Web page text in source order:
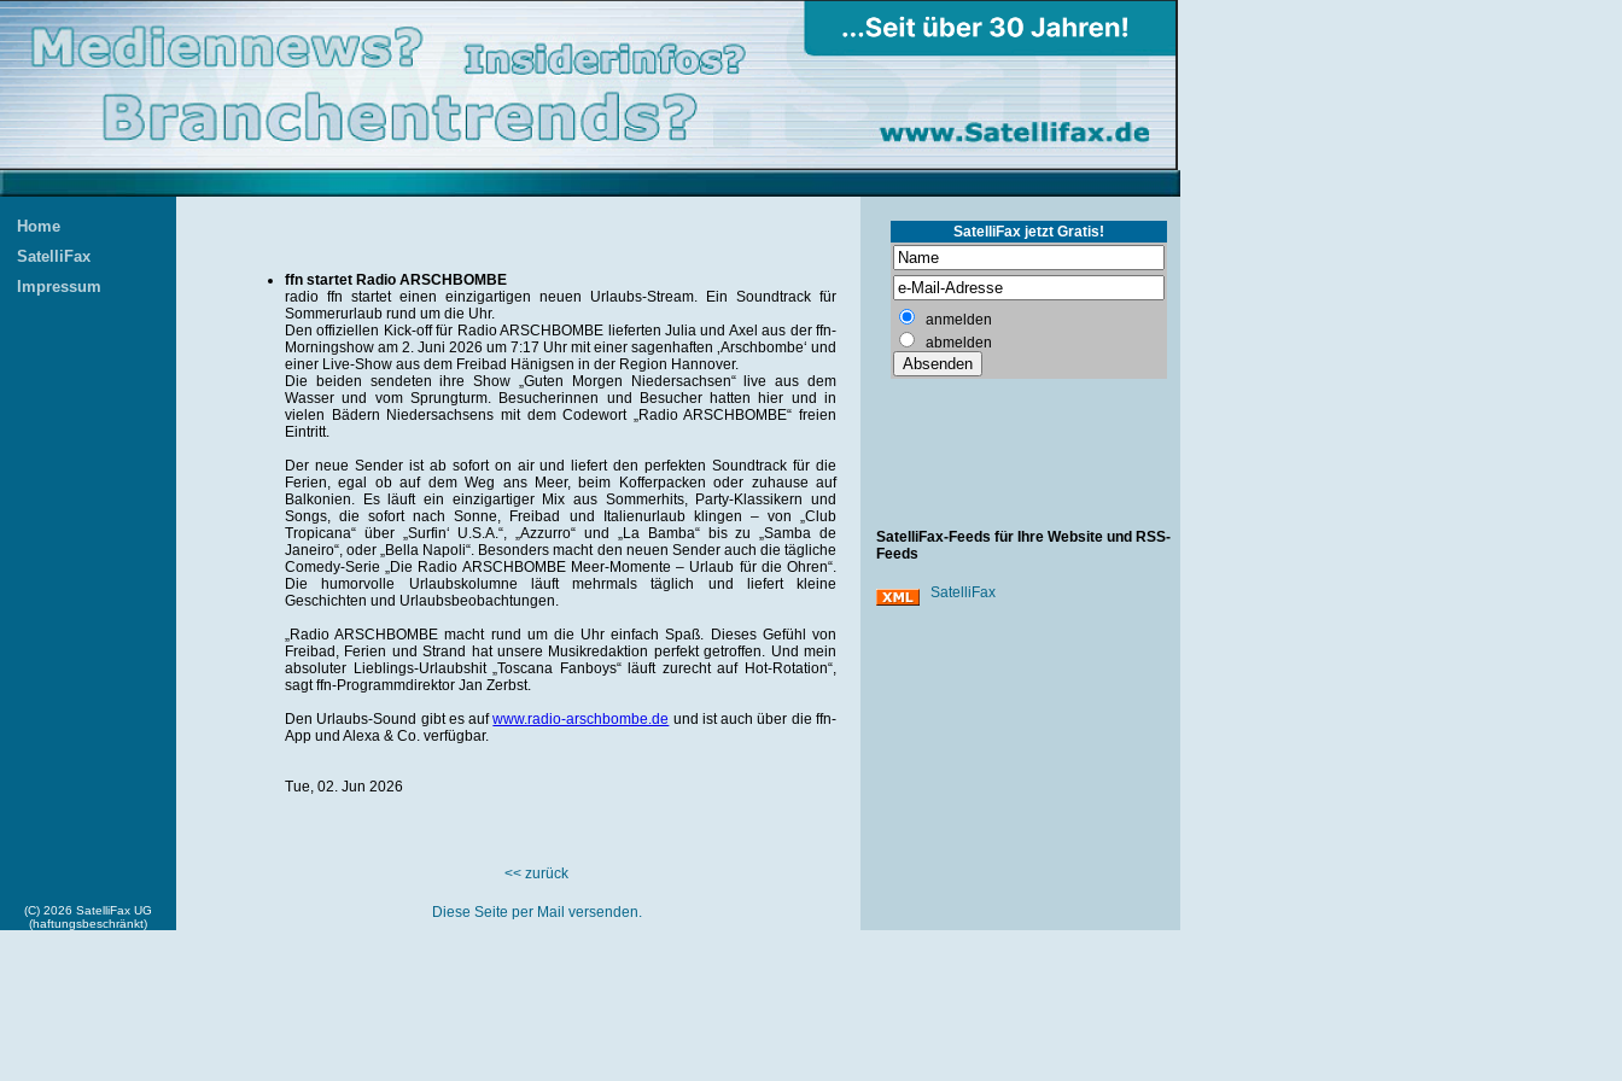
Home
SatelliFax
Impressum
ffn startet Radio ARSCHBOMBE
radio ffn startet einen einzigartigen neuen Urlaubs-Stream. Ein Soundtrack für
Sommerurlaub rund um die Uhr.
Den offiziellen Kick-off für Radio ARSCHBOMBE lieferten Julia und Axel aus der ffn-
Morningshow am 2. Juni 2026 um 7:17 Uhr mit einer sagenhaften ‚Arschbombe‘ und
einer Live-Show aus dem Freibad Hänigsen in der Region Hannover.
Die beiden sendeten ihre Show „Guten Morgen Niedersachsen“ live aus dem
Wasser und vom Sprungturm. Besucherinnen und Besucher hatten hier und in
vielen Bädern Niedersachsens mit dem Codewort „Radio ARSCHBOMBE“ freien
Eintritt.
Der neue Sender ist ab sofort on air und liefert den perfekten Soundtrack für die
Ferien, egal ob auf dem Weg ans Meer, beim Kofferpacken oder zuhause auf
Balkonien. Es läuft ein einzigartiger Mix aus Sommerhits, Party-Klassikern und
Songs, die sofort nach Sonne, Freibad und Italienurlaub klingen – von „Club
Tropicana“ über „Surfin‘ U.S.A.“, „Azzurro“ und „La Bamba“ bis zu „Samba de
Janeiro“, oder „Bella Napoli“. Besonders macht den neuen Sender auch die tägliche
Comedy-Serie „Die Radio ARSCHBOMBE Meer-Momente – Urlaub für die Ohren“.
Die humorvolle Urlaubskolumne läuft mehrmals täglich und liefert kleine
Geschichten und Urlaubsbeobachtungen.
„Radio ARSCHBOMBE macht rund um die Uhr einfach Spaß. Dieses Gefühl von
Freibad, Ferien und Strand hat unsere Musikredaktion perfekt getroffen. Und mein
absoluter Lieblings-Urlaubshit „Toscana Fanboys“ läuft zurecht auf Hot-Rotation“,
sagt ffn-Programmdirektor Jan Zerbst.
Den Urlaubs-Sound gibt es aufwww.radio-arschbombe.de und ist auch über die ffn-
App und Alexa & Co. verfügbar.
Tue, 02. Jun 2026
<< zurück
SatelliFax jetzt Gratis!
anmelden
abmelden
SatelliFax-Feeds für Ihre Website und RSS-
Feeds
SatelliFax
(C) 2026 SatelliFax UG
(haftungsbeschränkt)
Diese Seite per Mail versenden.